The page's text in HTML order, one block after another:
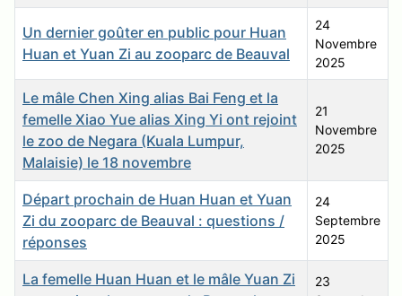
Un dernier goûter en public pour Huan
Huan et Yuan Zi au zooparc de Beauval
24
Novembre
2025
Le mâle Chen Xing alias Bai Feng et la
femelle Xiao Yue alias Xing Yi ont rejoint
le zoo de Negara (Kuala Lumpur,
Malaisie) le 18 novembre
21
Novembre
2025
Départ prochain de Huan Huan et Yuan
Zi du zooparc de Beauval : questions /
réponses
24
Septembre
2025
La femelle Huan Huan et le mâle Yuan Zi
23